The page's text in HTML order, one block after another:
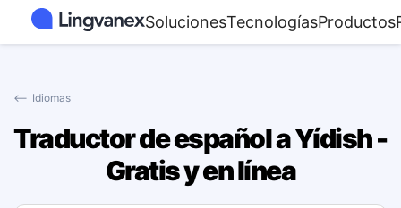
SolucionesTecnologíasProductos
⟵ Idiomas
Traductor de español a Yídish -
Gratis y en línea